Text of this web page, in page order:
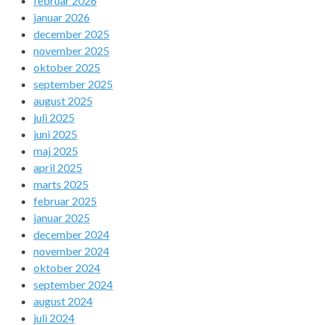
januar 2026
december 2025
november 2025
oktober 2025
september 2025
august 2025
juli 2025
juni 2025
maj 2025
april 2025
marts 2025
februar 2025
januar 2025
december 2024
november 2024
oktober 2024
september 2024
august 2024
juli 2024